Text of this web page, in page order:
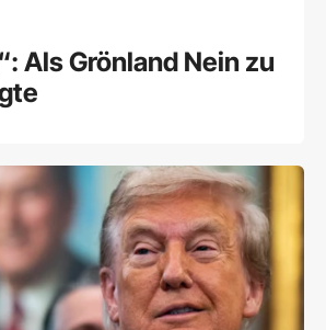
Als Grönland Nein zu